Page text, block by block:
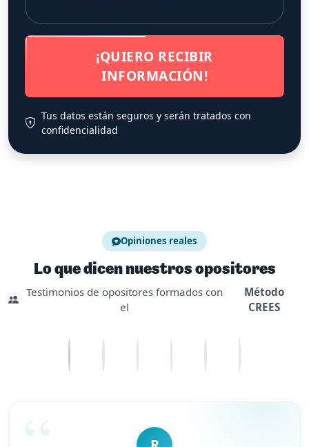
¡QUIERO RECIBIR
INFORMACIÓN!
Tus datos están seguros y serán tratados con
confidencialidad
Opiniones reales
Lo que dicen nuestros opositores
Testimonios de opositores formados con
el
Método
CREES